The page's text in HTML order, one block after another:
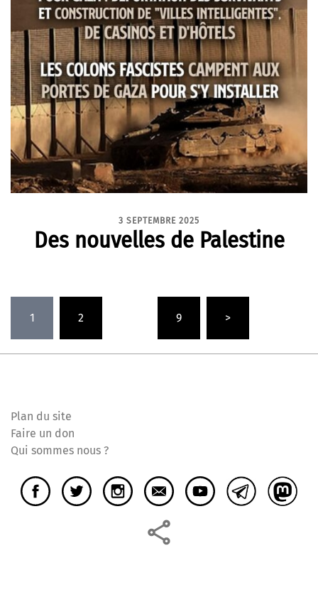
3 SEPTEMBRE 2025
Des nouvelles de Palestine
des
publications
1 2 9 >
Plan du site
Faire un don
Qui sommes nous ?